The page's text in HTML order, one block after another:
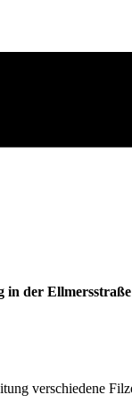
der
verschiedene